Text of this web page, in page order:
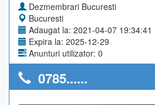
Dezmembrari Bucuresti
Bucuresti
Adaugat la: 2021-04-07 19:34:41
Expira la: 2025-12-29
Anunturi utilizator: 0
0785......